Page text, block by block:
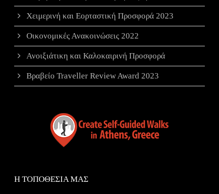
Χειμερινή και Εορταστική Προσφορά 2023
Οικονομικές Ανακοινώσεις 2022
Ανοιξιάτικη και Καλοκαιρινή Προσφορά
Βραβείο Traveller Review Award 2023
Η ΤΟΠΟΘΕΣΙΑ ΜΑΣ